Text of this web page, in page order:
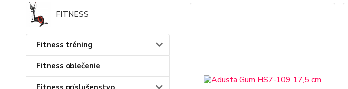
FITNESS
Fitness tréning
Fitness oblečenie
Fitness príslušenstvo